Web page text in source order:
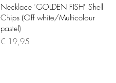
Quick View
Necklace 'GOLDEN FISH' Shell
Chips (Off white/Multicolour
pastel)
Price
€ 19,95